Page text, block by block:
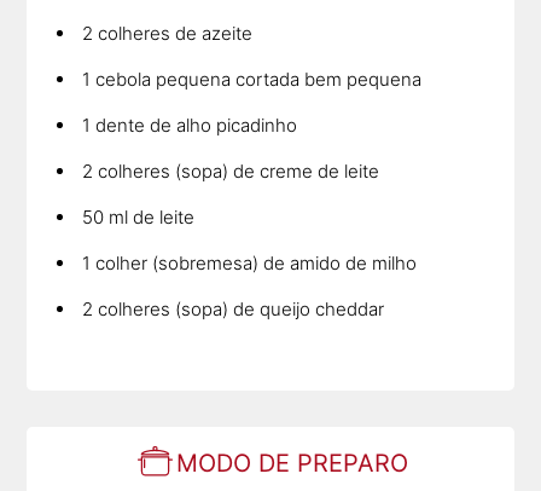
2 colheres de azeite
1 cebola pequena cortada bem pequena
1 dente de alho picadinho
2 colheres (sopa) de creme de leite
50 ml de leite
1 colher (sobremesa) de amido de milho
2 colheres (sopa) de queijo cheddar
MODO DE PREPARO